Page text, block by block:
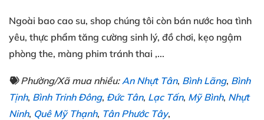
Ngoài bao cao su, shop chúng tôi còn bán nước hoa tình
yêu, thực phẩm tăng cường sinh lý, đồ chơi, kẹo ngậm
phòng the, màng phim tránh thai ,...
Phường/Xã mua nhiều: An Nhựt Tân, Bình Lãng, Bình
Tịnh, Bình Trinh Đông, Đức Tân, Lạc Tấn, Mỹ Bình, Nhựt
Ninh, Quê Mỹ Thạnh, Tân Phước Tây,